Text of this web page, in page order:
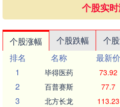
个股实
个股涨幅 个股跌幅 个
排名
名称 最新价
1
毕得医药 73.92
2 百普赛斯 77.7
3 北方长龙 113.23